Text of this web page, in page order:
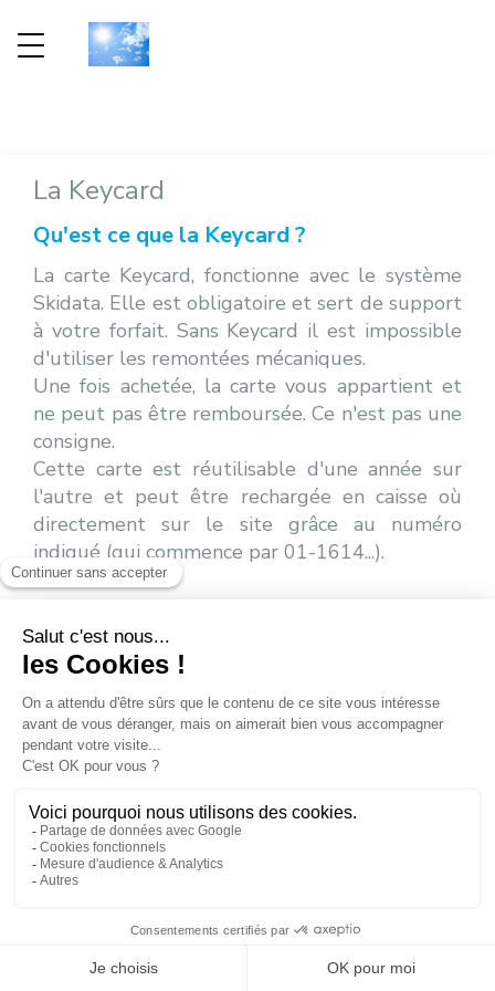
La Keycard
Qu'est ce que la Keycard ?
La carte Keycard, fonctionne avec le système
Skidata. Elle est obligatoire et sert de support
à votre forfait. Sans Keycard il est impossible
d'utiliser les remontées mécaniques.
Une fois achetée, la carte vous appartient et
ne peut pas être remboursée. Ce n'est pas une
consigne.
Cette carte est réutilisable d'une année sur
l'autre et peut être rechargée en caisse où
directement sur le site grâce au numéro
indiqué (qui commence par 01-1614...).
Où acheter une Keycard ?
Vous acheter et recharger votre carte :
• En caisse
• A la borne automatique
• En ligne
Comment utiliser votre Keycard ?
Après avoir rechargé votre Keycard, mettez là
dans l'une de votre poche gauche seul et vous
remontées mécaniques.
TARIFS
INFOS PRATIQUES
Plan des pistes
Venir à Bernex
Horaires d'ouvertures